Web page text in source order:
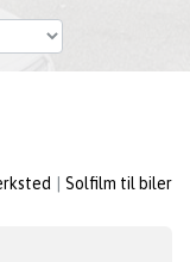
Solfilm til biler